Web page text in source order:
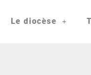
Le diocèse